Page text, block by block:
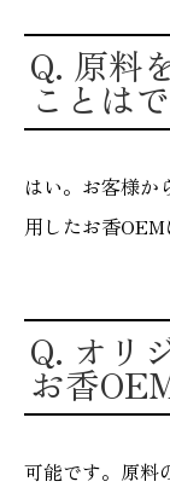
Q. 原料
ことは
はい。お客様か
用したお香OEM
Q. オリ
お香
可能です。原料